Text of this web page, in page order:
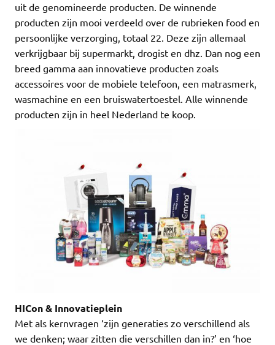
uit de genomineerde producten. De winnende
producten zijn mooi verdeeld over de rubrieken food en
persoonlijke verzorging, totaal 22. Deze zijn allemaal
verkrijgbaar bij supermarkt, drogist en dhz. Dan nog een
breed gamma aan innovatieve producten zoals
accessoires voor de mobiele telefoon, een matrasmerk,
wasmachine en een bruiswatertoestel. Alle winnende
producten zijn in heel Nederland te koop.
HICon & Innovatieplein
Met als kernvragen ‘zijn generaties zo verschillend als
we denken; waar zitten die verschillen dan in?’ en ‘hoe